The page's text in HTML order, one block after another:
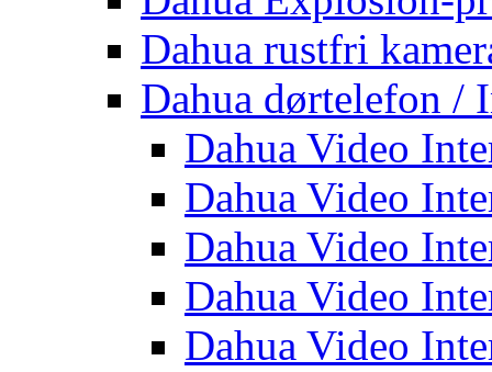
Dahua rustfri
Dahua dørtelefon /
Dahua Video
Dahua Video
Dahua Video
Dahua Video
Dahua Video